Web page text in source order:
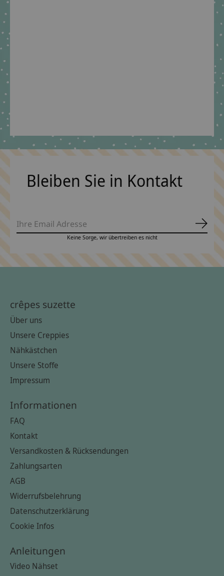
Tasche
€6,09 *
*Inkl. MwSt.
Bleiben Sie in Kontakt
Keine Sorge, wir übertreiben es nicht
crêpes suzette
Über uns
Unsere Creppies
Nähkästchen
Unsere Stoffe
Impressum
Informationen
FAQ
Kontakt
Versandkosten & Rücksendungen
Zahlungsarten
AGB
Widerrufsbelehrung
Datenschutzerklärung
Cookie Infos
Anleitungen
Video Nähset